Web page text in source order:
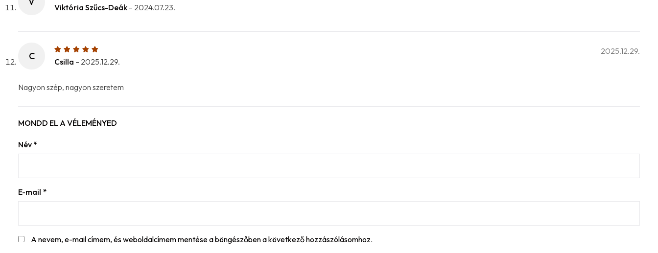
Viktória Szűcs-Deák – 2024.07.23.
C
Csilla – 2025.12.29.
2025.12.29.
Nagyon szép, nagyon szeretem
MONDD EL A VÉLEMÉNYED
Név *
E-mail *
A nevem, e-mail címem, és weboldalcímem mentése a böngészőben a következő hozzászólásomhoz.